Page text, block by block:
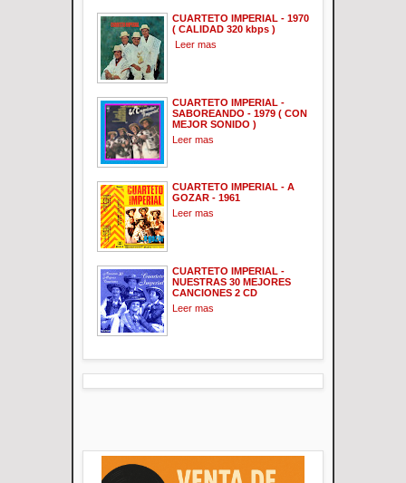
CUARTETO IMPERIAL - 1970
( CALIDAD 320 kbps )
Leer mas
CUARTETO IMPERIAL -
SABOREANDO - 1979 ( CON
MEJOR SONIDO )
Leer mas
CUARTETO IMPERIAL - A
GOZAR - 1961
Leer mas
CUARTETO IMPERIAL -
NUESTRAS 30 MEJORES
CANCIONES 2 CD
Leer mas